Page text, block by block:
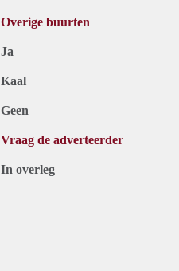
Overige buurten
Ja
Kaal
Geen
Vraag de adverteerder
In overleg